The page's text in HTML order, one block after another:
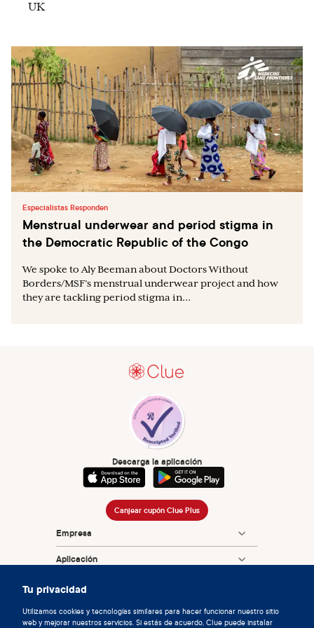
Tu privacidad
Utilizamos cookies y tecnologías similares para hacer funcionar nuestro sitio
web y mejorar nuestros servicios. Si estás de acuerdo, Clue puede instalar
UK
Especialistas Responden
Menstrual underwear and period stigma in
the Democratic Republic of the Congo
We spoke to Aly Beeman about Doctors Without
Borders/MSF’s menstrual underwear project and how
they are tackling period stigma in...
Descarga la aplicación
Canjear cupón Clue Plus
Empresa
Aplicación
Enciclopedia
Información